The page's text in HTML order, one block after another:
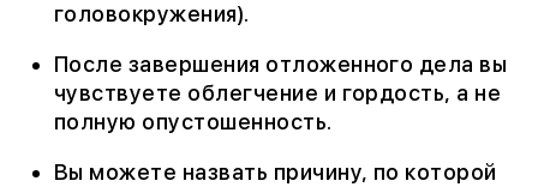
головокружения).
После завершения отложенного дела вы
чувствуете облегчение и гордость, а не
полную опустошенность.
Вы можете назвать причину, по которой